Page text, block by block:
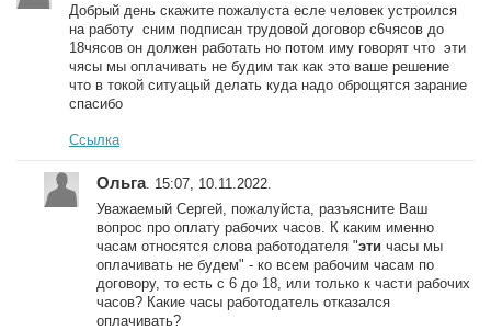
Добрый день скажите пожалуста есле человек устроился
на работу сним подписан трудовой договор с6чясов до
18чясов он должен работать но потом иму говорят что эти
чясы мы оплачивать не будим так как это ваше решение
что в токой ситуацый делать куда надо оброщятся зарание
спасибо
Ссылка
Ольга. 15:07, 10.11.2022.
Уважаемый Сергей, пожалуйста, разъясните Ваш
вопрос про оплату рабочих часов. К каким именно
часам относятся слова работодателя "эти часы мы
оплачивать не будем" - ко всем рабочим часам по
договору, то есть с 6 до 18, или только к части рабочих
часов? Какие часы работодатель отказался
оплачивать?